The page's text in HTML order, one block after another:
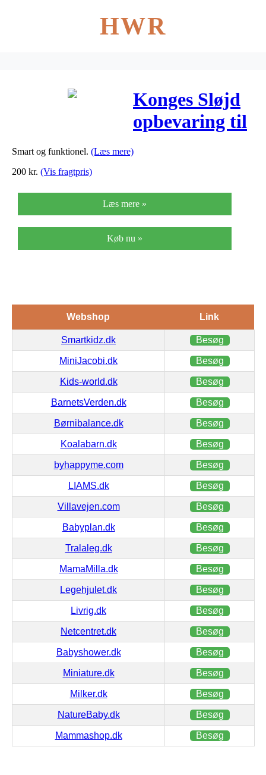
HWR
Konges Sløjd
opbevaring til
Smart og funktionel. (Læs mere)
200 kr. (Vis fragtpris)
Læs mere »
Køb nu »
Webshop Link
Smartkidz.dk Besøg
MiniJacobi.dk Besøg
Kids-world.dk Besøg
BarnetsVerden.dk Besøg
Børnibalance.dk Besøg
Koalabarn.dk Besøg
byhappyme.com Besøg
LIAMS.dk Besøg
Villavejen.com Besøg
Babyplan.dk Besøg
Tralaleg.dk Besøg
MamaMilla.dk Besøg
Legehjulet.dk Besøg
Livrig.dk Besøg
Netcentret.dk Besøg
Babyshower.dk Besøg
Miniature.dk Besøg
Milker.dk Besøg
NatureBaby.dk Besøg
Mammashop.dk Besøg